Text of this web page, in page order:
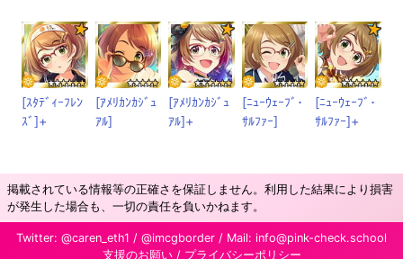
[ｽﾀﾃﾞｨｰﾌﾚﾝ
ｽﾞ]+
[ｱﾒﾘｶﾝｶｼﾞｭ
ｱﾙ]
[ｱﾒﾘｶﾝｶｼﾞｭ
ｱﾙ]+
[ﾆｭｰｳｪｰﾌﾞ･
ｻﾙﾌｧｰ]
[ﾆｭｰｳｪｰﾌﾞ･
ｻﾙﾌｧｰ]+
掲載されている情報等の正確さを保証しません。利用した結果により損害
が発生した場合も、一切の責任を負いかねます。
Twitter: @caren_eth1 / @imcgborder / Mail: info@pink-check.school
支援のお願い/ プライバシーポリシー